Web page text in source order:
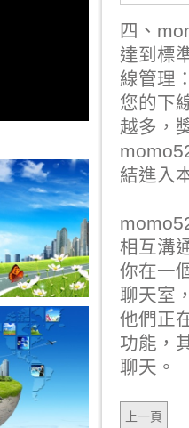
四、
達到標
線管理
您的下
越多，
結進入
相互溝
你在一
聊天室
他們正
功能，
聊天。
上一頁